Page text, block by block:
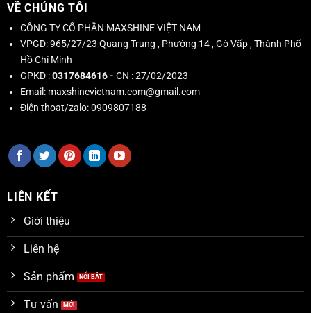
VỀ CHÚNG TÔI
CÔNG TY CỔ PHẦN MAXSHINE VIỆT NAM
VPGD:965/27/23 Quang Trung , Phường 14 , Gò Vấp , Thành Phố
Hồ Chí Minh
GPKD :0317684616 - CN : 27/02/2023
Email: maxshinevietnam.com@gmail.com
Điện thoạt/zalo:0909807188
LIÊN KẾT
Giới thiệu
Liên hệ
Sản phẩm
Tư vấn